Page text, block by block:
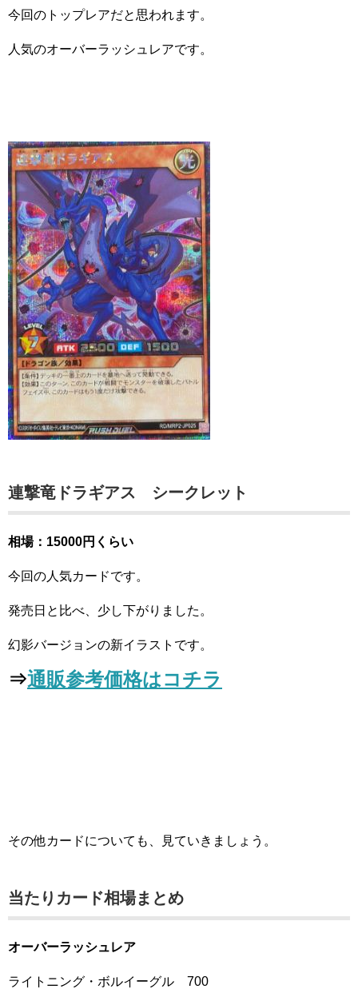
今回のトップレアだと思われます。
人気のオーバーラッシュレアです。
連撃竜ドラギアス シークレット
相場：15000円くらい
今回の人気カードです。
発売日と比べ、少し下がりました。
幻影バージョンの新イラストです。
⇒通販参考価格はコチラ
その他カードについても、見ていきましょう。
当たりカード相場まとめ
オーバーラッシュレア
ライトニング・ボルイーグル 700